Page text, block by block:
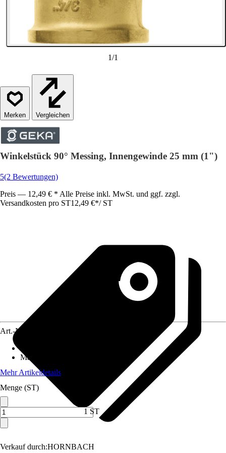
1/1
Vergleichen
Winkelstück 90° Messing, Innengewinde 25 mm (1")
5(2 Bewertungen)
Preis — 12,49 € * Alle Preise inkl. MwSt. und ggf. zzgl.
Versandkosten pro ST12,49 €*/ ST
Verkauf durch:HORNBACH
Art.-Nr.
Material
Mehr Artikeldetails
Menge (ST)
1 ST